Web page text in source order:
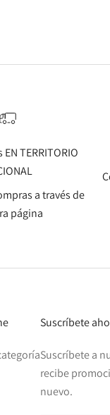
TERRITORIO
a través de
página
Suscríbete
Suscríbete a
recibe
nuevo.